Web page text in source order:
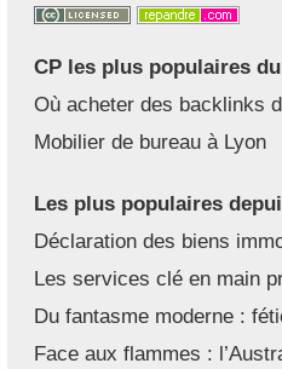
CP les plus populaires
Où acheter des backlinks
Mobilier de bureau à Lyon
Les plus populaires
Déclaration des biens
Les services clé en main
Du fantasme moderne :
Face aux flammes :